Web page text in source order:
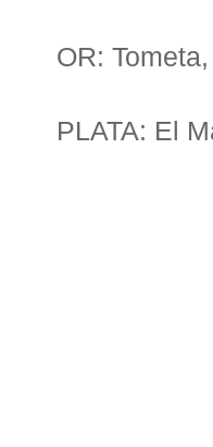
OR:
PLATA: El